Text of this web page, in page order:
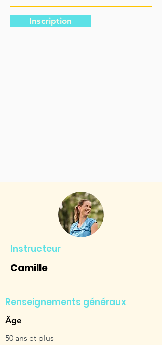
Inscription
Instructeur
Camille
Renseignements généraux
Âge
50 ans et plus